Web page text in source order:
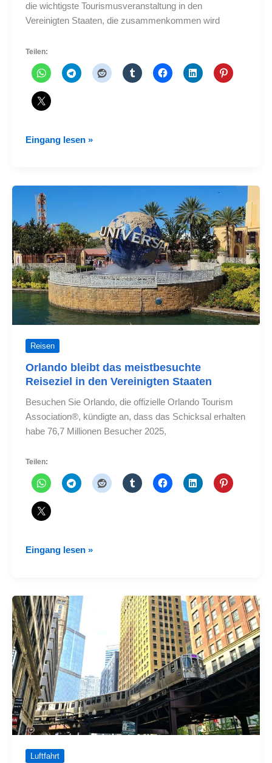
die wichtigste Tourismusveranstaltung in den
Vereinigten Staaten, die zusammenkommen wird
Teilen:
Fort
IPW
2026
Eingang lesen »
Reisen
Orlando bleibt das meistbesuchte
Reiseziel in den Vereinigten Staaten
Besuchen Sie Orlando, die offizielle Orlando Tourism
Association®, kündigte an, dass das Schicksal erhalten
habe 76,7 Millionen Besucher 2025,
Teilen:
Orlando
Reiseziel
in
den
Vereinigten
Staaten
Eingang lesen »
Luftfahrt